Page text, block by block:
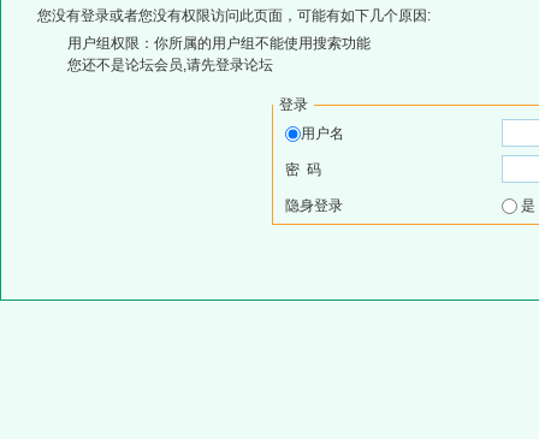
您没有登录或者您没有权限访问此页面，可能有如下几个原因:
用户组权限：你所属的用户组不能使用搜索功能
您还不是论坛会员,请先登录论坛
登录
用户名
密 码
隐身登录